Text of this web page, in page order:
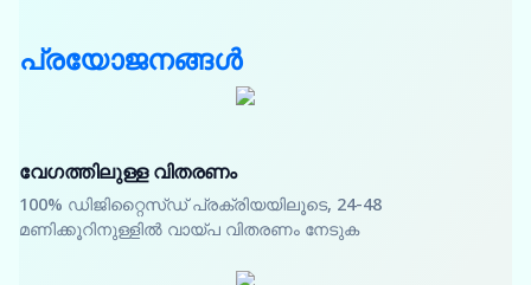
പ്രയോജനങ്ങൾ
വേഗത്തിലുള്ള വിതരണം
100% ഡിജിറ്റൈസ്ഡ് പ്രക്രിയയിലൂടെ, 24-48
മണിക്കൂറിനുള്ളിൽ വായ്പ വിതരണം നേടുക